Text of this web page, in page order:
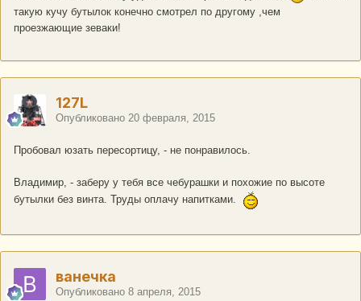
такую кучу бутылок конечно смотрел по другому ,чем
проезжающие зеваки!
127L
Опубликовано 20 февраля, 2015
Пробовал юзать пересортицу, - не понравилось.
Владимир, - заберу у тебя все чебурашки и похожие по высоте
бутылки без винта. Труды оплачу напитками.
ванечка
Опубликовано 8 апреля, 2015